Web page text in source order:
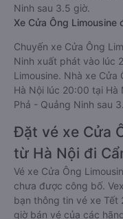
Ninh sau 3.5 giờ.
Xe Cửa Ông Limousine
Chuyến xe Cửa Ông
Ninh xuất phát vào lúc
Limousine. Nhà xe
Hà Nội lúc 20:00 tại Hà
Phả - Quảng Ninh sau
Đặt vé xe Cửa
từ Hà Nội đi
Vé xe Cửa Ông
chưa được công bố.
bạn thông tin vé xe Tết
giờ bán vé của các